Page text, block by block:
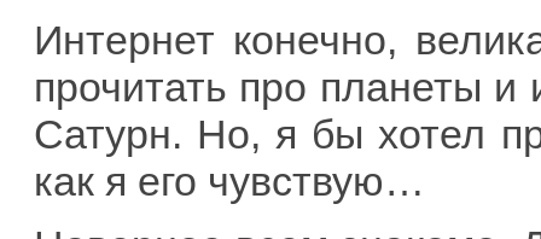
Интернет конечно,
прочитать про планеты
Сатурн. Но, я бы хотел
как я его чувствую…